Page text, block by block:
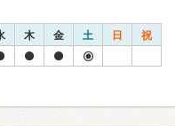
木 金 土 日 祝